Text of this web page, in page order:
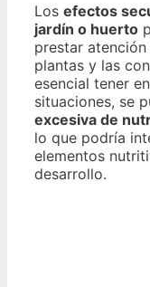
Los efectos
jardín o huerto
prestar
plantas y las
esencial tener
situaciones, se
excesiva de
lo que podría
elementos
desarrollo.